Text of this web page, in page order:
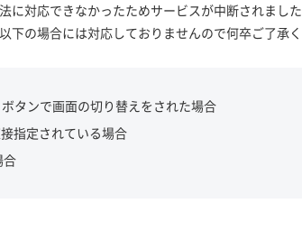
に対応できなかったためサービスが中断されました
以下の場合には対応しておりませんので何卒ご了承く
タンで画面の切り替えをされた場合
指定されている場合
合